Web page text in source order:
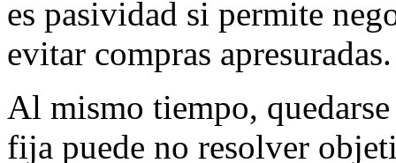
es pasividad si permite
evitar compras apresuradas.
Al mismo tiempo,
fija puede no resolver